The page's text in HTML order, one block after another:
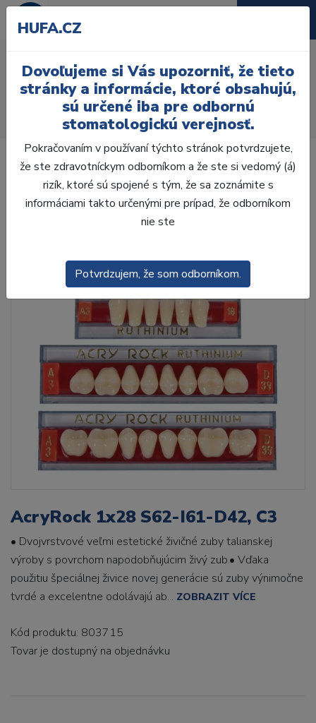
D42, C3
Zuby
AcryRock
AcryRock 1x28 S62-I61-D42, C3
AcryRock 1x28 S62-I61-D42, C3
• Dvojvrstvové veľmi estetické živičné zuby talianskej
výroby s povrchom napodobňujúcim živý zub.• Vďaka
použitiu špeciálnej živice novej generácie sú zuby výnimočne
tvrdé a excelentne odolávajú ab... ZOBRAZIT VÍCE
Kód produktu: 803715
Tovar je dostupný na objednávku
HUFA.CZ
Dovoľujeme si Vás upozorniť, že tieto
stránky a informácie, ktoré obsahujú,
sú určené iba pre odbornú
stomatologickú verejnosť.
Pokračovaním v používaní týchto stránok potvrdzujete,
že ste zdravotníckym odborníkom a že ste si vedomý (á)
rizík, ktoré sú spojené s tým, že sa zoznámite s
informáciami takto určenými pre prípad, že odborníkom
nie ste
Potvrdzujem, že som odborníkom.